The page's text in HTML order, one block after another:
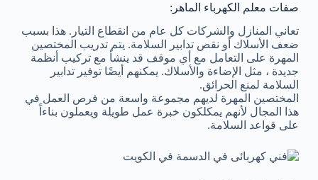
صفات معلم الكهرباء الماهر:
تعاني المنازل والشركات كل عام من انقطاع التيار. هذا بسبب
ضعف الأسلاك أو نقص تدابير السلامة. يتم تدريب المختصين
المهرة على التعامل مع أي موقف قد ينشأ مع تركيب أنظمة
جديدة ، مثل الإضاءة والأسلاك. يمكنهم أيضًا توفير تدابير
السلامة لمنع الحرائق.
المختصين المهرة لديهم مجموعة واسعة من فرص العمل في
هذا المجال لأنهم يمكلكون خبرة عمل طويلة ويعملون بناءاً
على قواعد السلامة.